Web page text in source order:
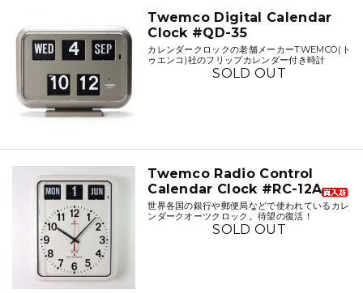
Twemco Digital Calendar
Clock #QD-35
カレンダークロックの老舗メーカーTWEMCO(ト
ゥエンコ)社のフリップカレンダー付き時計
SOLD OUT
Twemco Radio Control
Calendar Clock #RC-12A
世界各国の銀行や郵便局などで使われているカレ
ンダークオーツクロック。待望の復活！
SOLD OUT